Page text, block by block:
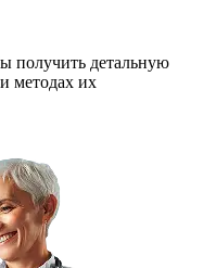
получить детальную
методах их